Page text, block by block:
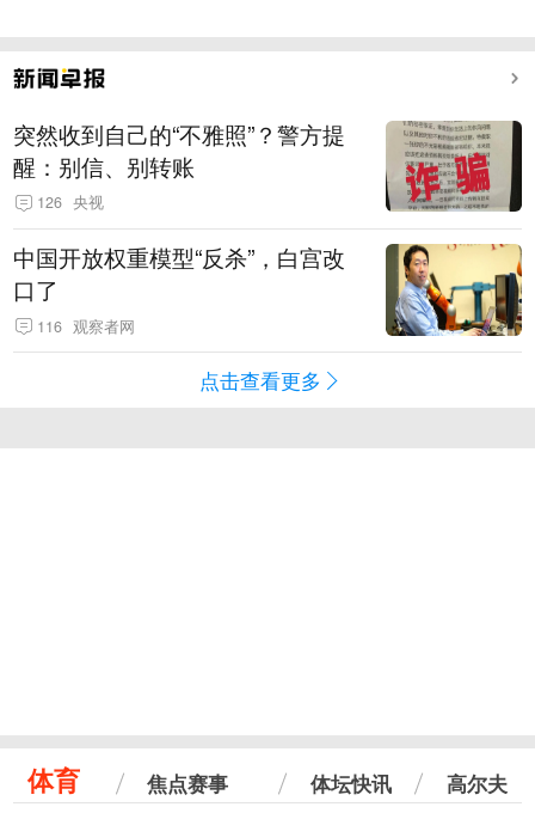
突然收到自己的“不雅照”？警方提
醒：别信、别转账
126 央视
中国开放权重模型“反杀”，白宫改
口了
116 观察者网
点击查看更多
体育 焦点赛事 体坛快讯 高尔夫